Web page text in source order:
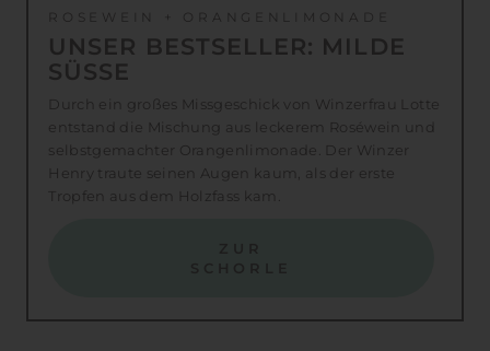
ROSEWEIN + ORANGENLIMONADE
UNSER BESTSELLER: MILDE
SÜSSE
Durch ein großes Missgeschick von Winzerfrau Lotte
entstand die Mischung aus leckerem Roséwein und
selbstgemachter Orangenlimonade. Der Winzer
Henry traute seinen Augen kaum, als der erste
Tropfen aus dem Holzfass kam.